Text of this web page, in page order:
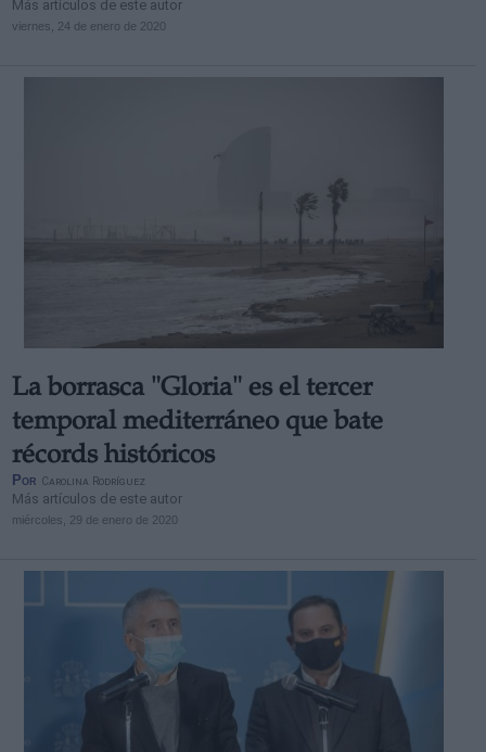
Más artículos de este autor
viernes, 24 de enero de 2020
La borrasca "Gloria" es el tercer
temporal mediterráneo que bate
récords históricos
Por Carolina Rodríguez
Más artículos de este autor
miércoles, 29 de enero de 2020